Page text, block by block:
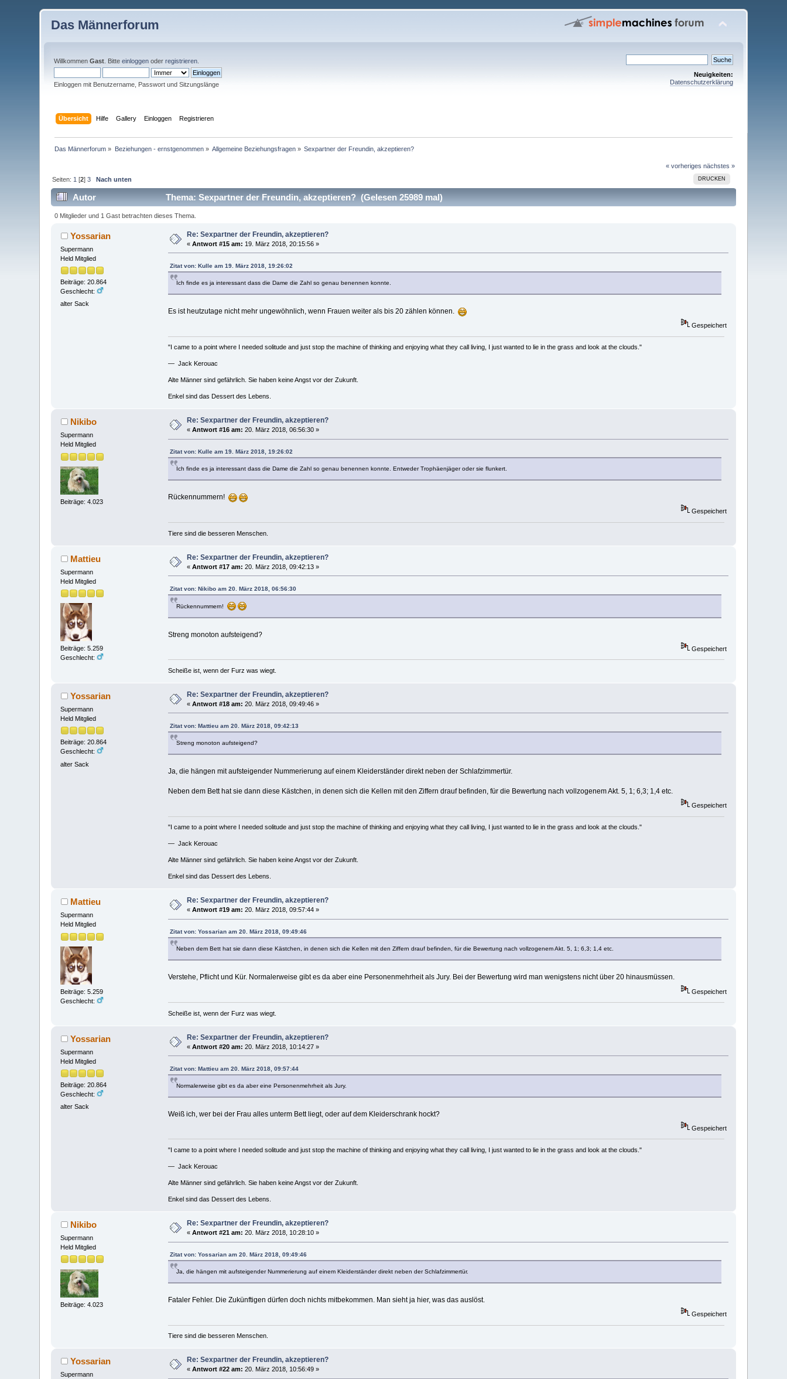
Das Männerforum
WillkommenGast . Bitteeinloggen oderregistrieren
Einloggen mit Benutzername, Passwort und Sitzungslänge
Neuigkeiten:
Datenschutzerklärung
Übersicht Hilfe Gallery Einloggen Registrieren
Das Männerforum » Beziehungen - ernstgenommen» Allgemeine Beziehungsfragen » Sexpartner der Freundin, akzeptieren?
« vorheriges nächstes »
DRUCKEN
Seiten: 1 [2]3 Nach unten
Autor Thema: Sexpartner der Freundin, akzeptieren? (Gelesen 25989 mal)
0 Mitglieder und 1 Gast betrachten dieses Thema.
Yossarian
Supermann
Held Mitglied
Beiträge: 20.864
Geschlecht:
alter Sack
Re: Sexpartner der Freundin, akzeptieren?
«Antwort #15 am: 19. März 2018, 20:15:56 »
Zitat von: Kulle am 19. März 2018, 19:26:02
Ich finde es ja interessant dass die Dame die Zahl so genau benennen konnte.
Es ist heutzutage nicht mehr ungewöhnlich, wenn Frauen weiter als bis 20 zählen können.
Gespeichert
"I came to a point where I needed solitude and just stop the machine of thinking and enjoying what they call living, I just wanted to lie in the grass and look at the clouds."
— Jack Kerouac
Alte Männer sind gefährlich. Sie haben keine Angst vor der Zukunft.
Enkel sind das Dessert des Lebens.
Nikibo
Supermann
Held Mitglied
Beiträge: 4.023
Re: Sexpartner der Freundin, akzeptieren?
«Antwort #16 am: 20. März 2018, 06:56:30 »
Zitat von: Kulle am 19. März 2018, 19:26:02
Ich finde es ja interessant dass die Dame die Zahl so genau benennen konnte. Entweder Trophäenjäger oder sie flunkert.
Rückennummern!
Gespeichert
Tiere sind die besseren Menschen.
Mattieu
Supermann
Held Mitglied
Beiträge: 5.259
Geschlecht:
Re: Sexpartner der Freundin, akzeptieren?
«Antwort #17 am: 20. März 2018, 09:42:13 »
Zitat von: Nikibo am 20. März 2018, 06:56:30
Rückennummern!
Streng monoton aufsteigend?
Gespeichert
Scheiße ist, wenn der Furz was wiegt.
Yossarian
Supermann
Held Mitglied
Beiträge: 20.864
Geschlecht:
alter Sack
Re: Sexpartner der Freundin, akzeptieren?
«Antwort #18 am: 20. März 2018, 09:49:46 »
Zitat von: Mattieu am 20. März 2018, 09:42:13
Streng monoton aufsteigend?
Ja, die hängen mit aufsteigender Nummerierung auf einem Kleiderständer direkt neben der Schlafzimmertür.
Neben dem Bett hat sie dann diese Kästchen, in denen sich die Kellen mit den Ziffern drauf befinden, für die Bewertung nach vollzogenem Akt. 5, 1; 6,3; 1,4 etc.
Gespeichert
"I came to a point where I needed solitude and just stop the machine of thinking and enjoying what they call living, I just wanted to lie in the grass and look at the clouds."
— Jack Kerouac
Alte Männer sind gefährlich. Sie haben keine Angst vor der Zukunft.
Enkel sind das Dessert des Lebens.
Mattieu
Supermann
Held Mitglied
Beiträge: 5.259
Geschlecht:
Re: Sexpartner der Freundin, akzeptieren?
«Antwort #19 am: 20. März 2018, 09:57:44 »
Zitat von: Yossarian am 20. März 2018, 09:49:46
Neben dem Bett hat sie dann diese Kästchen, in denen sich die Kellen mit den Ziffern drauf befinden, für die Bewertung nach vollzogenem Akt. 5, 1; 6,3; 1,4 etc.
Verstehe, Pflicht und Kür. Normalerweise gibt es da aber eine Personenmehrheit als Jury. Bei der Bewertung wird man wenigstens nicht über 20 hinausmüssen.
Gespeichert
Scheiße ist, wenn der Furz was wiegt.
Yossarian
Supermann
Held Mitglied
Beiträge: 20.864
Geschlecht:
alter Sack
Re: Sexpartner der Freundin, akzeptieren?
«Antwort #20 am: 20. März 2018, 10:14:27 »
Zitat von: Mattieu am 20. März 2018, 09:57:44
Normalerweise gibt es da aber eine Personenmehrheit als Jury.
Weiß ich, wer bei der Frau alles unterm Bett liegt, oder auf dem Kleiderschrank hockt?
Gespeichert
"I came to a point where I needed solitude and just stop the machine of thinking and enjoying what they call living, I just wanted to lie in the grass and look at the clouds."
— Jack Kerouac
Alte Männer sind gefährlich. Sie haben keine Angst vor der Zukunft.
Enkel sind das Dessert des Lebens.
Nikibo
Supermann
Held Mitglied
Beiträge: 4.023
Re: Sexpartner der Freundin, akzeptieren?
«Antwort #21 am: 20. März 2018, 10:28:10 »
Zitat von: Yossarian am 20. März 2018, 09:49:46
Ja, die hängen mit aufsteigender Nummerierung auf einem Kleiderständer direkt neben der Schlafzimmertür.
Fataler Fehler. Die Zukünftigen dürfen doch nichts mitbekommen. Man sieht ja hier, was das auslöst.
Gespeichert
Tiere sind die besseren Menschen.
Yossarian
Supermann
Re: Sexpartner der Freundin, akzeptieren?
«Antwort #22 am: 20. März 2018, 10:56:49 »